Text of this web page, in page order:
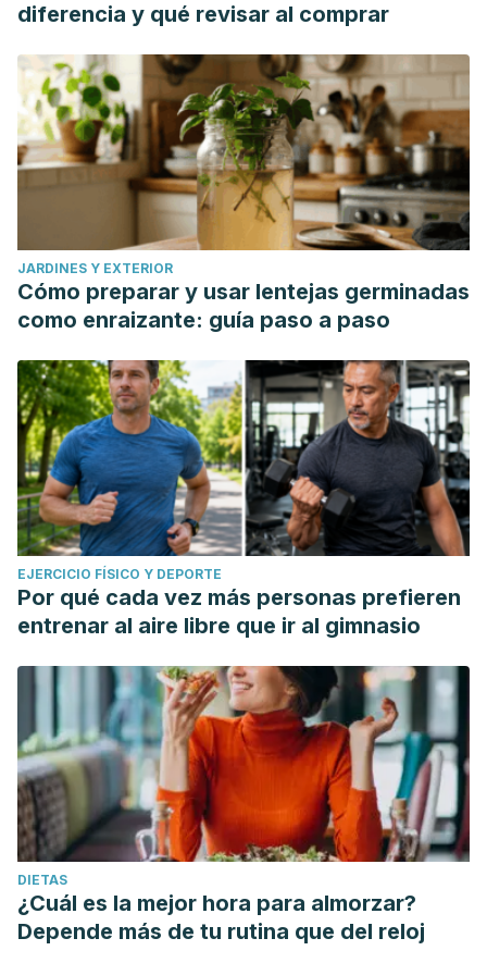
diferencia y qué revisar al comprar
JARDINES Y EXTERIOR
Cómo preparar y usar lentejas germinadas
como enraizante: guía paso a paso
EJERCICIO FÍSICO Y DEPORTE
Por qué cada vez más personas prefieren
entrenar al aire libre que ir al gimnasio
DIETAS
¿Cuál es la mejor hora para almorzar?
Depende más de tu rutina que del reloj